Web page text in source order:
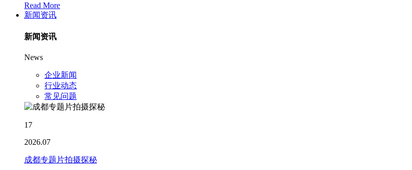
Read More
新闻资讯
新闻资讯
News
企业新闻
行业动态
常见问题
17
2026.07
成都专题片拍摄探秘